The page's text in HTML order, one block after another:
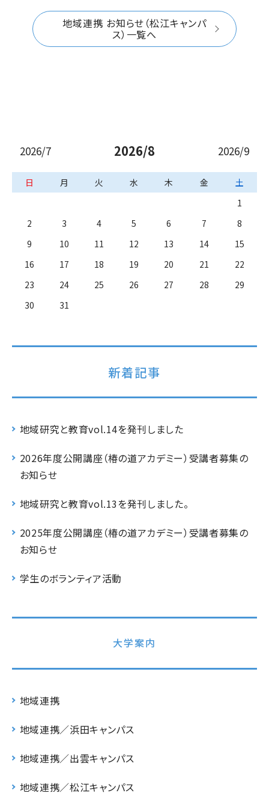
地域連携 お知らせ（松江キャンパ
ス）一覧へ
2026/7 2026/8 2026/9
日 月 火 水 木 金
土
1
2
3 4 5 6 7
8
9
10 11 12 13 14
15
16
17 18 19 20 21
22
23
24 25 26 27 28
29
30
31
新着記事
地域研究と教育vol.14を発刊しました
2026年度公開講座（椿の道アカデミー）受講者募集の
お知らせ
地域研究と教育vol.13を発刊しました。
2025年度公開講座（椿の道アカデミー）受講者募集の
お知らせ
学生のボランティア活動
大学案内
地域連携
地域連携／浜田キャンパス
地域連携／出雲キャンパス
地域連携／松江キャンパス